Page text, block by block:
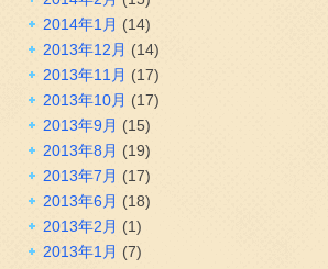
2014年1月 (14)
2013年12月 (14)
2013年11月 (17)
2013年10月 (17)
2013年9月 (15)
2013年8月 (19)
2013年7月 (17)
2013年6月 (18)
2013年2月 (1)
2013年1月 (7)